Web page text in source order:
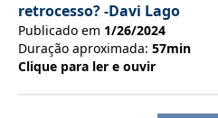
retrocesso? -Davi Lago
Publicado em 1/26/2024
Duração aproximada: 57min
Clique para ler e ouvir